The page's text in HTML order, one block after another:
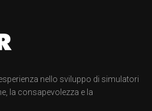
nello sviluppo di simulatori
la consapevolezza e la